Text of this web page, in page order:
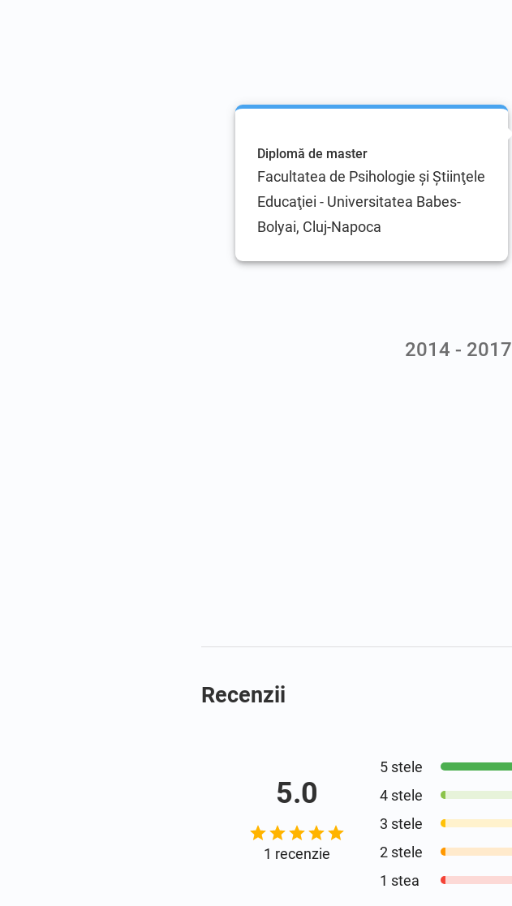
Diplomă de master
Facultatea de Psihologie şi Ştiinţele
Educaţiei - Universitatea Babes-
Bolyai, Cluj-Napoca
2014 - 2017
Recenzii
5.0
1 recenzie
5 stele
4 stele
3 stele
2 stele
1 stea